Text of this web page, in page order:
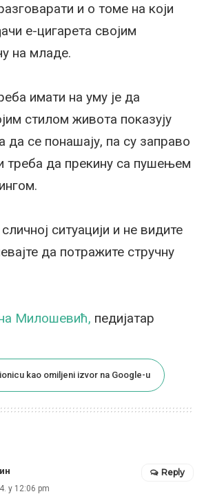
и о томе на који
е-цигарета својим
на младе.
имати на уму је да
стилом живота показују
да се понашају, па су заправо
треба да прекину са пушењем
ситуацији и не видите
да потражите стручну
Милошевић, педијатар
kao omiljeni izvor na Google-u
у 12:06 pm
Reply